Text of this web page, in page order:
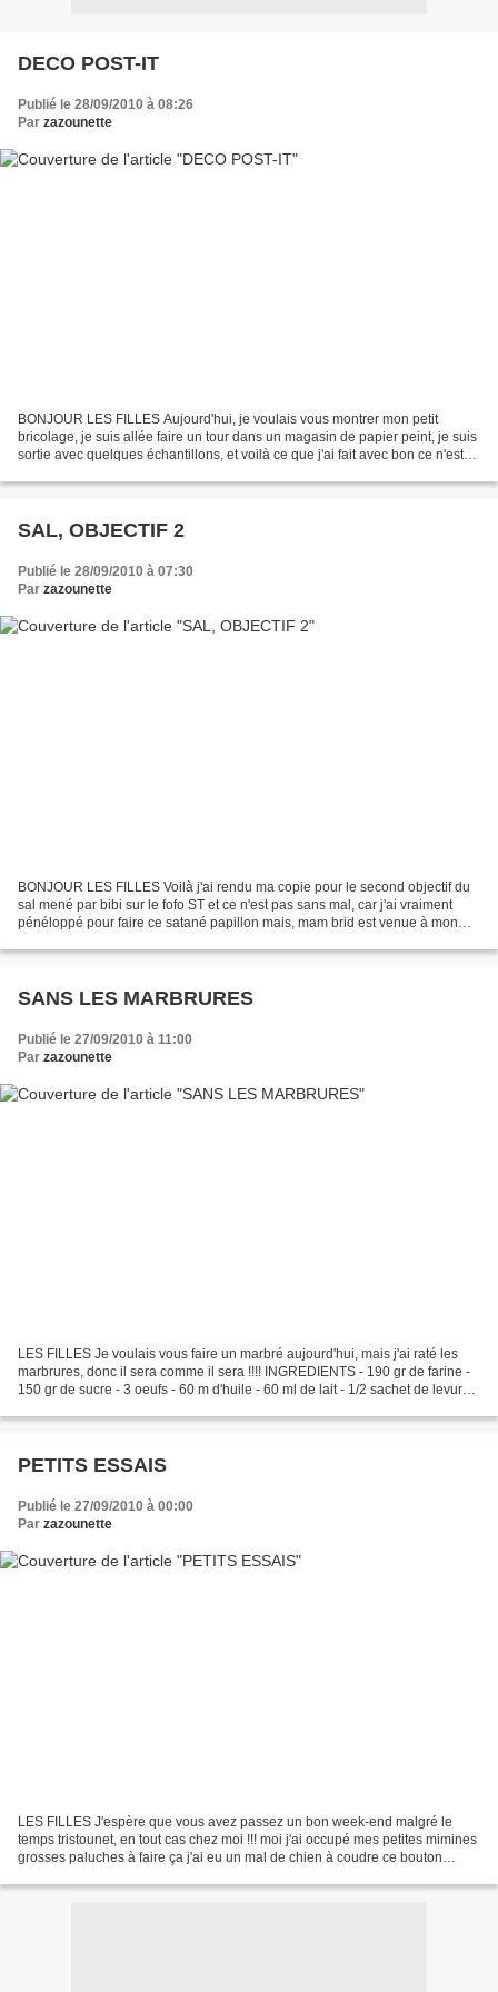
DECO POST-IT
Publié le 28/09/2010 à 08:26
Par zazounette
BONJOUR LES FILLES Aujourd'hui, je voulais vous montrer mon petit
bricolage, je suis allée faire un tour dans un magasin de papier peint, je suis
sortie avec quelques échantillons, et voilà ce que j'ai fait avec bon ce n'est
SAL, OBJECTIF 2
Publié le 28/09/2010 à 07:30
Par zazounette
BONJOUR LES FILLES Voilà j'ai rendu ma copie pour le second objectif du
sal mené par bibi sur le fofo ST et ce n'est pas sans mal, car j'ai vraiment
pénéloppé pour faire ce satané papillon mais, mam brid est venue à mon
SANS LES MARBRURES
Publié le 27/09/2010 à 11:00
Par zazounette
LES FILLES Je voulais vous faire un marbré aujourd'hui, mais j'ai raté les
marbrures, donc il sera comme il sera !!!! INGREDIENTS - 190 gr de farine -
150 gr de sucre - 3 oeufs - 60 m d'huile - 60 ml de lait - 1/2 sachet de levure -
PETITS ESSAIS
Publié le 27/09/2010 à 00:00
Par zazounette
LES FILLES J'espère que vous avez passez un bon week-end malgré le
temps tristounet, en tout cas chez moi !!! moi j'ai occupé mes petites mimines
grosses paluches à faire ça j'ai eu un mal de chien à coudre ce bouton